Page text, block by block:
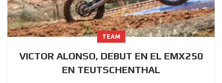
TEAM
VICTOR ALONSO, DEBUT EN EL EMX250
EN TEUTSCHENTHAL